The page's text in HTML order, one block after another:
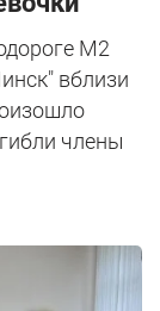
М2
вблизи
члены